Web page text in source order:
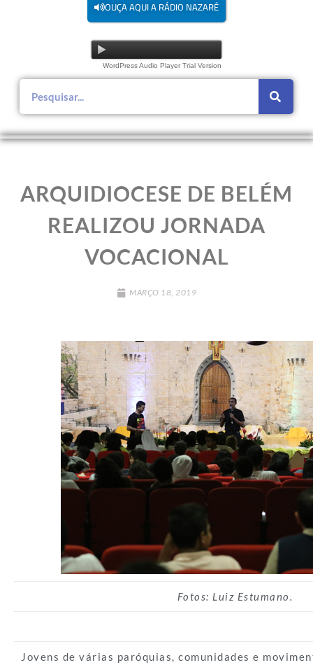
OUÇA AQUI A RÁDIO NAZARÉ
WordPress Audio Player Trial Version
ARQUIDIOCESE DE BELÉM
REALIZOU JORNADA
VOCACIONAL
MARÇO 18, 2019
Fotos: Luiz Estumano.
Jovens de várias paróquias, comunidades e